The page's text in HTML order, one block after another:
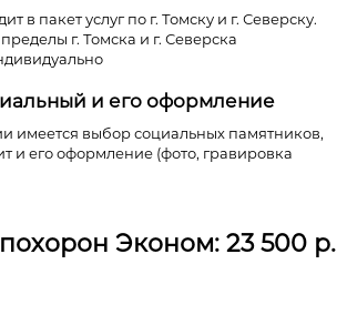
в пакет услуг по г. Томску и г. Северску.
г. Томска и г. Северска
и его оформление
имеется выбор социальных памятников,
и его оформление (фото, гравировка
Эконом: 23 500 р.